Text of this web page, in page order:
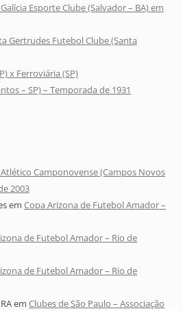
Esporte Clube (Salvador – BA) em
Gertrudes Futebol Clube (Santa
x Ferroviária (SP)
– SP) – Temporada de 1931
Camponovense (Campos Novos
2003
em Copa Arizona de Futebol Amador –
de Futebol Amador – Rio de
de Futebol Amador – Rio de
em Clubes de São Paulo – Associação